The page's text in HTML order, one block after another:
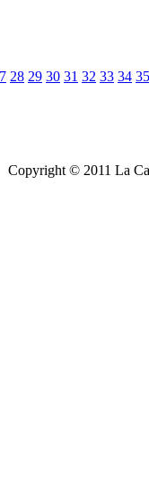
28 29 30 31 32 33 34 35
Copyright © 2011 La